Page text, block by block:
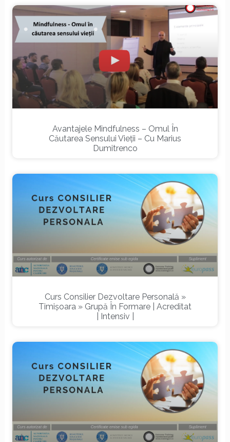
Avantajele Mindfulness – Omul În
Căutarea Sensului Vieții – Cu Marius
Dumitrenco
Curs Consilier Dezvoltare Personală »
Timișoara » Grupă În Formare | Acreditat
| Intensiv |